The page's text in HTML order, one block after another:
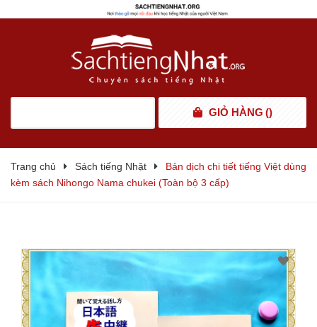
GIỎ HÀNG ()
Trang chủ Sách tiếng Nhật
Bản dịch chi tiết tiếng Việt dùng
kèm sách Nihongo Nama chukei (Toàn bộ 3 cấp)